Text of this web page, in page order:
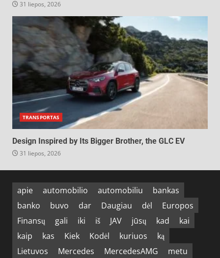
31 liepos, 2026
TRANSPORTAS
Design Inspired by Its Bigger Brother, the GLC EV
31 liepos, 2026
apie automobilio automobiliu
bankas
banko
buvo dar Daugiau dėl
Europos
Finansų
gali iki iš JAV jūsų kad
kai
kaip
kas Kiek Kodėl kuriuos
ką
Lietuvos
Mercedes MercedesAMG
metu